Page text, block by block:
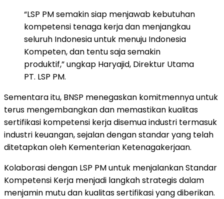
“LSP PM semakin siap menjawab kebutuhan
kompetensi tenaga kerja dan menjangkau
seluruh Indonesia untuk menuju Indonesia
Kompeten, dan tentu saja semakin
produktif,” ungkap Haryajid, Direktur Utama
PT. LSP PM.
Sementara itu, BNSP menegaskan komitmennya untuk
terus mengembangkan dan memastikan kualitas
sertifikasi kompetensi kerja disemua industri termasuk
industri keuangan, sejalan dengan standar yang telah
ditetapkan oleh Kementerian Ketenagakerjaan.
Kolaborasi dengan LSP PM untuk menjalankan Standar
Kompetensi Kerja menjadi langkah strategis dalam
menjamin mutu dan kualitas sertifikasi yang diberikan.